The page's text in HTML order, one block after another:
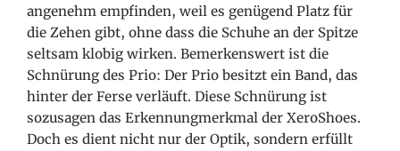
angenehm empfinden, weil es genügend Platz für
die Zehen gibt, ohne dass die Schuhe an der Spitze
seltsam klobig wirken. Bemerkenswert ist die
Schnürung des Prio: Der Prio besitzt ein Band, das
hinter der Ferse verläuft. Diese Schnürung ist
sozusagen das Erkennungmerkmal der XeroShoes.
Doch es dient nicht nur der Optik, sondern erfüllt